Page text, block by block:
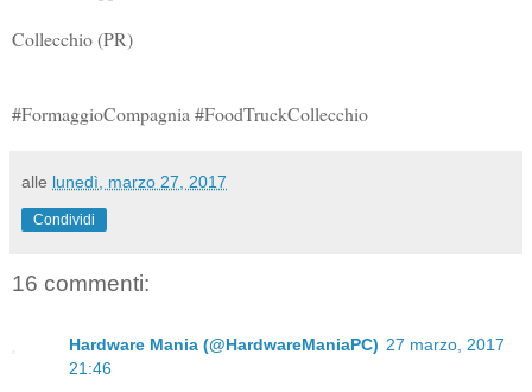
Collecchio (PR)
#FormaggioCompagnia #FoodTruckCollecchio
alle lunedì, marzo 27, 2017
Condividi
16 commenti:
Hardware Mania (@HardwareManiaPC) 27 marzo, 2017
21:46